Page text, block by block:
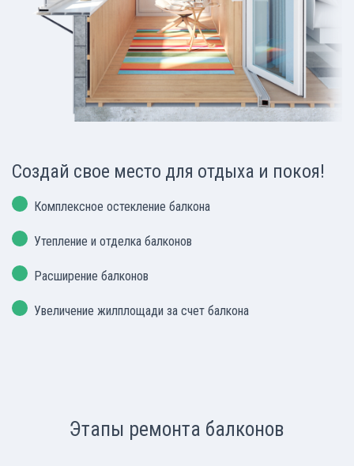
Создай свое место для отдыха и покоя!
Комплексное остекление балкона
Утепление и отделка балконов
Расширение балконов
Увеличение жилплощади за счет балкона
Этапы ремонта балконов